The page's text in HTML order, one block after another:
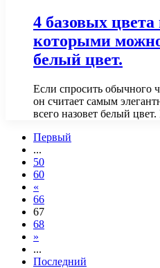
4 базовых цвета
которыми
белый цвет.
Если спросить обычного
он считает самым
всего назовет белый
Первый
...
50
60
«
66
67
68
»
...
Последний